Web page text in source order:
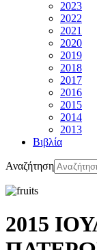
2023
2022
2021
2020
2019
2018
2017
2016
2015
2014
2013
Βιβλία
Αναζήτηση
2015